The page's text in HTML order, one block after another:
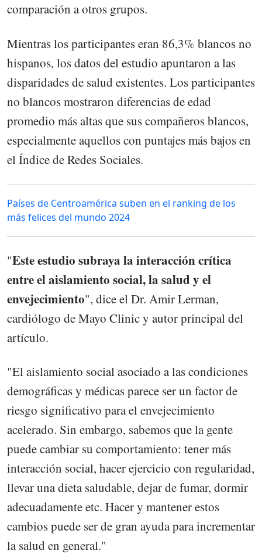
comparación a otros grupos.
Mientras los participantes eran 86,3% blancos no
hispanos, los datos del estudio apuntaron a las
disparidades de salud existentes. Los participantes
no blancos mostraron diferencias de edad
promedio más altas que sus compañeros blancos,
especialmente aquellos con puntajes más bajos en
el Índice de Redes Sociales.
Países de Centroamérica suben en el ranking de los
más felices del mundo 2024
"Este estudio subraya la interacción crítica
entre el aislamiento social, la salud y el
envejecimiento", dice el Dr. Amir Lerman,
cardiólogo de Mayo Clinic y autor principal del
artículo.
"El aislamiento social asociado a las condiciones
demográficas y médicas parece ser un factor de
riesgo significativo para el envejecimiento
acelerado. Sin embargo, sabemos que la gente
puede cambiar su comportamiento: tener más
interacción social, hacer ejercicio con regularidad,
llevar una dieta saludable, dejar de fumar, dormir
adecuadamente etc. Hacer y mantener estos
cambios puede ser de gran ayuda para incrementar
la salud en general."